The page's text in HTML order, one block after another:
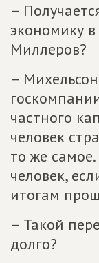
–
экономику
Миллеров?
–
частного
человек
то же
человек,
итогам
– Такой
долго?